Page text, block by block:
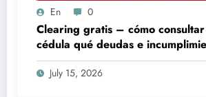
En 0
Clearing gratis – cómo
cédula qué deudas e
tenés
July 15, 2026